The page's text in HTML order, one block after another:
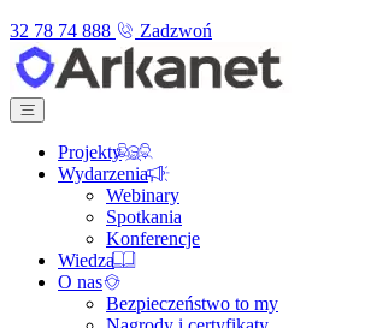
32 78 74 888
Zadzwoń
Projekty
Wydarzenia
Webinary
Spotkania
Konferencje
Wiedza
O nas
Bezpieczeństwo to my